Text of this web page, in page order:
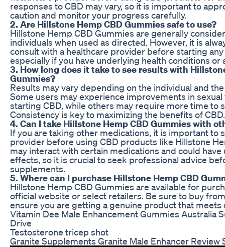
responses to CBD may vary, so it is important to
caution and monitor your progress carefully.
2. Are Hillstone Hemp CBD Gummies safe to use?
Hillstone Hemp CBD Gummies are generally
individuals when used as directed. However, it is
consult with a healthcare provider before starting
especially if you have underlying health conditions or
3. How long does it take to see results with
Gummies?
Results may vary depending on the individual and
Some users may experience improvements in
starting CBD, while others may require more time to
Consistency is key to maximizing the benefits of CBD.
4. Can I take Hillstone Hemp CBD Gummies with
If you are taking other medications, it is important to
provider before using CBD products like Hillstone
may interact with certain medications and could
effects, so it is crucial to seek professional advice
supplements.
5. Where can I purchase Hillstone Hemp CBD
Hillstone Hemp CBD Gummies are available for
official website or select retailers. Be sure to buy
ensure you are getting a genuine product that meets
Vitamin Dee Male Enhancement Gummies Australia
Drive
Testosterone tricep shot
Granite Supplements Granite Male Enhancer Review